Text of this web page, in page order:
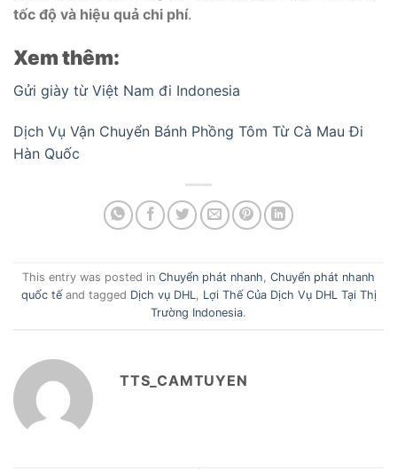
tốc độ và hiệu quả chi phí.
Xem thêm:
Gửi giày từ Việt Nam đi Indonesia
Dịch Vụ Vận Chuyển Bánh Phồng Tôm Từ Cà Mau Đi
Hàn Quốc
This entry was posted in Chuyển phát nhanh, Chuyển phát nhanh
quốc tếand tagged Dịch vụ DHL, Lợi Thế Của Dịch Vụ DHL Tại Thị
Trường Indonesia.
TTS_CAMTUYEN